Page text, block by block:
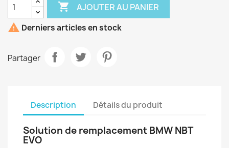
 AJOUTER AU PANIER
 Derniers articles en stock
Partager
Description Détails du produit
Solution de remplacement BMW NBT
EVO